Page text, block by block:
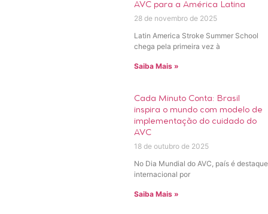
AVC para a América Latina
28 de novembro de 2025
Latin America Stroke Summer School
chega pela primeira vez à
Saiba Mais »
Cada Minuto Conta: Brasil
inspira o mundo com modelo de
implementação do cuidado do
AVC
18 de outubro de 2025
No Dia Mundial do AVC, país é destaque
internacional por
Saiba Mais »